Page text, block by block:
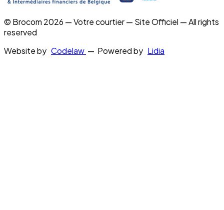
© Brocom 2026 — Votre courtier — Site Officiel — All rights
reserved
Website by Codelaw — Powered by Lidia